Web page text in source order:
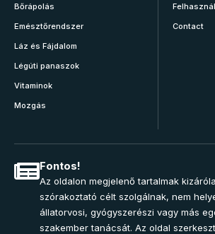
Bőrápolás
Emésztőrendszer
Láz és Fájdalom
Légúti panaszok
Vitaminok
Mozgás
Contact
Fontos!
Az oldalon megjelenő tartalmak
szórakoztató célt szolgálnak, nem
állatorvosi, gyógyszerészi vagy más
szakember tanácsát. Az oldal